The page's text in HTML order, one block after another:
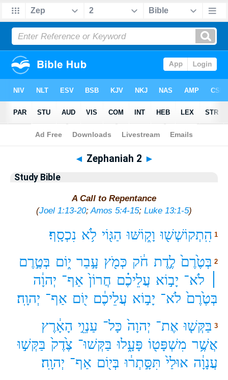
Bible > Study Bible > Zephaniah 2
◄ Zephaniah 2 ►
Study Bible
A Call to Repentance
(Joel 1:13-20;Amos 5:4-15; Luke 13:1-5)
1 הִֽתְקוֹשְׁשׁ֖וּ וָק֑וֹשּׁוּ הַגּ֖וֹי לֹ֥א נִכְסָֽף׃
2 בְּטֶ֙רֶם֙ לֶ֣דֶת חֹ֔ק כְּמֹ֖ץ עָ֣בַר י֑וֹם בְּטֶ֣רֶם
לֹא־ יָב֣וֹא עֲלֵיכֶ֗ם חֲרוֹן֙ אַף־ יְהוָ֔ה
בְּטֶ֙רֶם֙ לֹא־ יָב֣וֹא עֲלֵיכֶ֔ם י֖וֹם אַף־ יְהוָֽה׃
3 בַּקְּשׁ֤וּ אֶת־ יְהוָה֙ כָּל־ עַנְוֵ֣י הָאָ֔רֶץ
אֲשֶׁ֥ר מִשְׁפָּט֖וֹ פָּעָ֑לוּ בַּקְּשׁוּ־ צֶ֙דֶק֙ בַּקְּשׁ֣וּ
עֲנָוָ֔ה אוּלַי֙ תִּסָּ֣תְר֔וּ בְּי֖וֹם אַף־ יְהוָֽה׃